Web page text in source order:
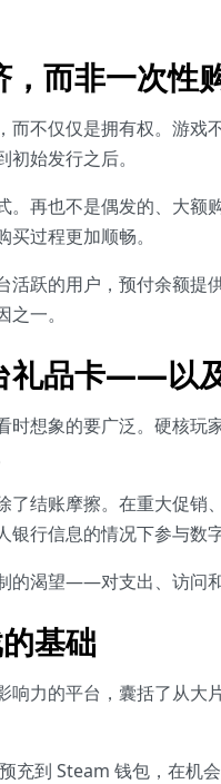
而非一次性
而不仅仅是拥有权。游
始发行之后。
。再也不是偶发的、大
过程更加顺畅。
活跃的用户，预付余额
一。
礼品卡——以
时想象的要广泛。硬核
了结账摩擦。在重大促销
行信息的情况下参与数
的渴望——对支出、访问
基础
响力的平台，囊括了从
充到 Steam 钱包，在机